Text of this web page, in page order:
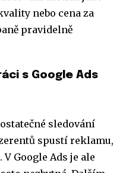
nebo cena za
pravidelně
s Google Ads
sledování
spustí reklamu,
Google Ads je ale